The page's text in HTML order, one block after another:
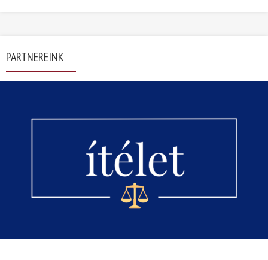
PARTNEREINK